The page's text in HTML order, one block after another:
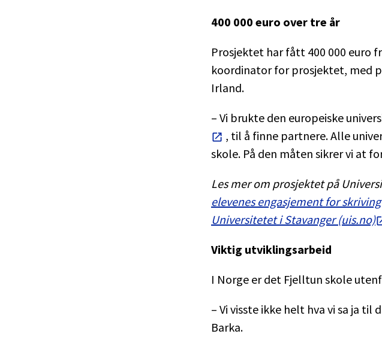
400 000 euro over tre år
Prosjektet har fått 400 000 euro
koordinator for prosjektet, med
Irland.
– Vi brukte den europeiske
, til å finne partnere. Alle
skole. På den måten sikrer vi at
Les mer om prosjektet på
elevenes engasjement for
Universitetet i Stavanger (uis.no)
Viktig utviklingsarbeid
I Norge er det Fjelltun skole
– Vi visste ikke helt hva vi sa ja
Barka.